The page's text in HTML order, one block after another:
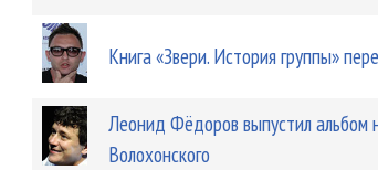
Книга «Звери. История группы»
Леонид Фёдоров выпустил альбом
Волохонского